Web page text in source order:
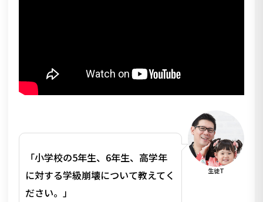
「小学校の5年生、6年生、高学年
に対する学級崩壊について教えてく
ださい。」
生徒T